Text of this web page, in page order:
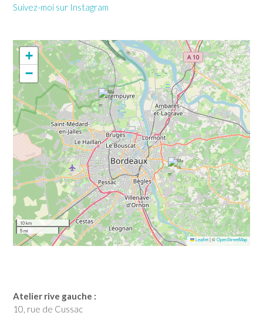
Suivez-moi sur Instagram
+
−
10 km
5 mi
Leaflet|©OpenStreetMap
Atelier rive gauche :
10, rue de Cussac